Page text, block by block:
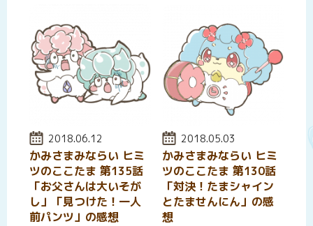
投稿日:
2018.06.12
かみさまみならい ヒミ
ツのここたま 第135話
「お父さんは大いそが
し」「見つけた！一人
前パンツ」の感想
投稿日:
2018.05.03
かみさまみならい ヒミ
ツのここたま 第130話
「対決！たまシャイン
とたませんにん」の感
想